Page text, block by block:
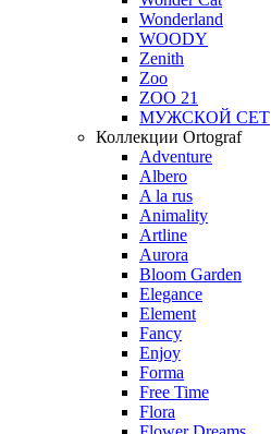
Wonderland
WOODY
Zenith
Zoo
ZOO 21
МУЖСКОЙ СЕТ
Коллекции Ortograf
Adventure
Albero
A la rus
Animality
Artline
Aurora
Bloom Garden
Elegance
Element
Fancy
Enjoy
Forma
Free Time
Flora